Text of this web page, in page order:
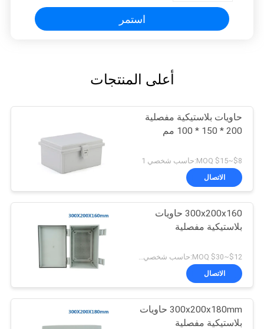
استمر
أعلى المنتجات
حاويات بلاستيكية مفصلية
200 * 150 * 100 مم
$8~$15 MOQ:حاسب شخصي 1
الاتصال
300x200x160 حاويات
بلاستيكية مفصلية
الاتصال
300x200x180mm حاويات
بلاستيكية مفصلية